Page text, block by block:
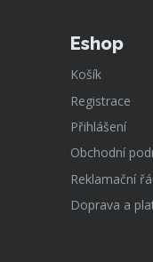
Eshop
Košík
Registrace
Přihlášení
Obchodní
Reklamační
Doprava a